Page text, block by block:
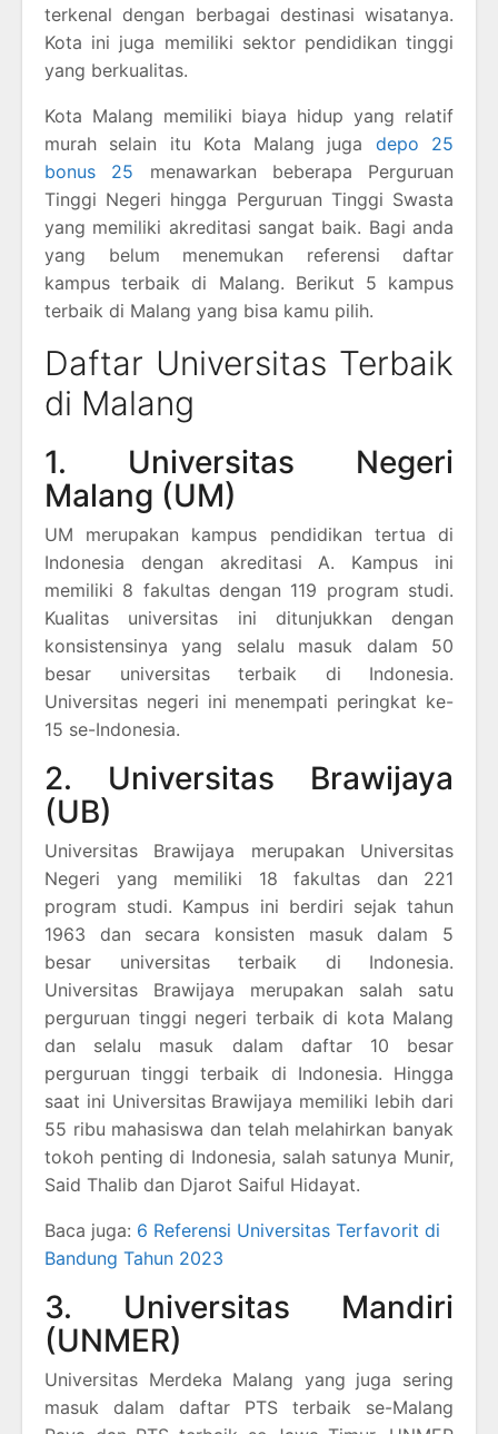
terkenal dengan berbagai destinasi wisatanya.
Kota ini juga memiliki sektor pendidikan tinggi
yang berkualitas.
Kota Malang memiliki biaya hidup yang relatif
murah selain itu Kota Malang juga depo 25
bonus 25 menawarkan beberapa Perguruan
Tinggi Negeri hingga Perguruan Tinggi Swasta
yang memiliki akreditasi sangat baik. Bagi anda
yang belum menemukan referensi daftar
kampus terbaik di Malang. Berikut 5 kampus
terbaik di Malang yang bisa kamu pilih.
Daftar Universitas Terbaik
di Malang
1. Universitas Negeri
Malang (UM)
UM merupakan kampus pendidikan tertua di
Indonesia dengan akreditasi A. Kampus ini
memiliki 8 fakultas dengan 119 program studi.
Kualitas universitas ini ditunjukkan dengan
konsistensinya yang selalu masuk dalam 50
besar universitas terbaik di Indonesia.
Universitas negeri ini menempati peringkat ke-
15 se-Indonesia.
2. Universitas Brawijaya
(UB)
Universitas Brawijaya merupakan Universitas
Negeri yang memiliki 18 fakultas dan 221
program studi. Kampus ini berdiri sejak tahun
1963 dan secara konsisten masuk dalam 5
besar universitas terbaik di Indonesia.
Universitas Brawijaya merupakan salah satu
perguruan tinggi negeri terbaik di kota Malang
dan selalu masuk dalam daftar 10 besar
perguruan tinggi terbaik di Indonesia. Hingga
saat ini Universitas Brawijaya memiliki lebih dari
55 ribu mahasiswa dan telah melahirkan banyak
tokoh penting di Indonesia, salah satunya Munir,
Said Thalib dan Djarot Saiful Hidayat.
Baca juga: 6 Referensi Universitas Terfavorit di
Bandung Tahun 2023
3. Universitas Mandiri
(UNMER)
Universitas Merdeka Malang yang juga sering
masuk dalam daftar PTS terbaik se-Malang